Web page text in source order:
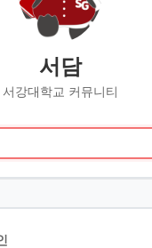
서담
서강대학교 커뮤니티